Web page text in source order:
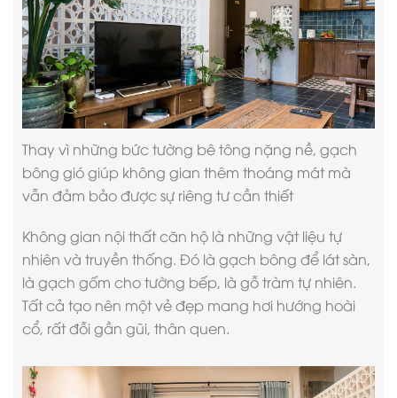
Thay vì những bức tường bê tông nặng nề, gạch
bông gió giúp không gian thêm thoáng mát mà
vẫn đảm bảo được sự riêng tư cần thiết
Không gian nội thất căn hộ là những vật liệu tự
nhiên và truyền thống. Đó là gạch bông để lát sàn,
là gạch gốm cho tường bếp, là gỗ tràm tự nhiên.
Tất cả tạo nên một vẻ đẹp mang hơi hướng hoài
cổ, rất đỗi gần gũi, thân quen.